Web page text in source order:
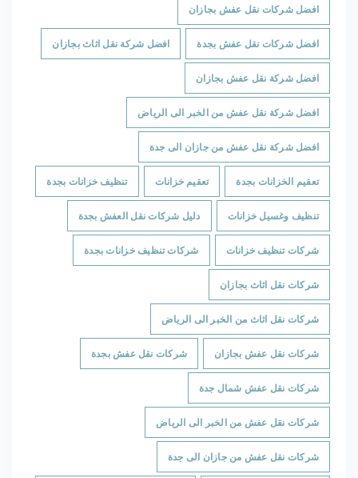
افضل شركات نقل عفش بجازان
افضل شركات نقل عفش بجدة افضل شركة نقل اثاث بجازان
افضل شركة نقل عفش بجازان
افضل شركة نقل عفش من الخبر الى الرياض
افضل شركة نقل عفش من جازان الى جدة
تعقيم الخزانات بجدة تعقيم خزانات تنظيف خزانات بجدة
تنظيف وغسيل خزانات دليل شركات نقل العفش بجدة
شركات تنظيف خزانات شركات تنظيف خزانات بجدة
شركات نقل اثاث بجازان
شركات نقل اثاث من الخبر الى الرياض
شركات نقل عفش بجازان شركات نقل عفش بجدة
شركات نقل عفش شمال جدة
شركات نقل عفش من الخبر الى الرياض
شركات نقل عفش من جازان الى جدة